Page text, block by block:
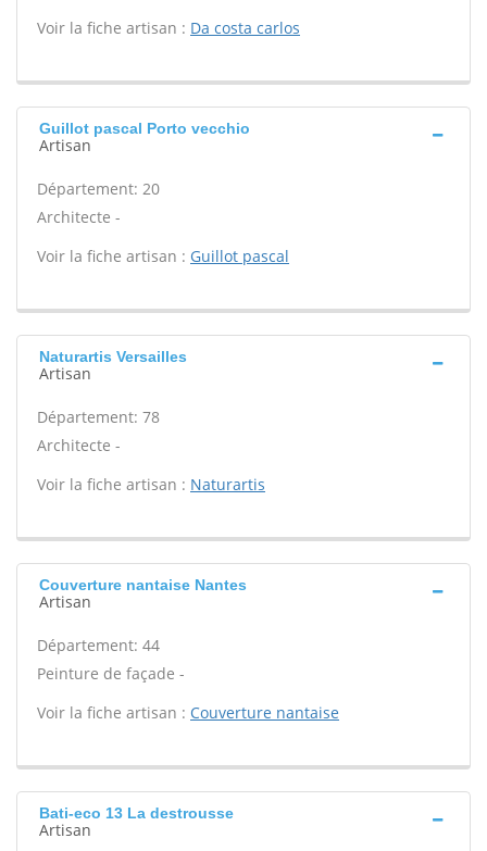
Voir la fiche artisan : Da costa carlos
Guillot pascal Porto vecchio
Artisan
Département: 20
Architecte -
Voir la fiche artisan : Guillot pascal
Naturartis Versailles
Artisan
Département: 78
Architecte -
Voir la fiche artisan : Naturartis
Couverture nantaise Nantes
Artisan
Département: 44
Peinture de façade -
Voir la fiche artisan : Couverture nantaise
Bati-eco 13 La destrousse
Artisan